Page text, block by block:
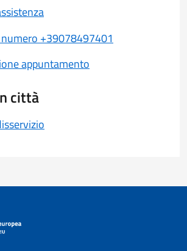
+39078497401
appuntamento
città